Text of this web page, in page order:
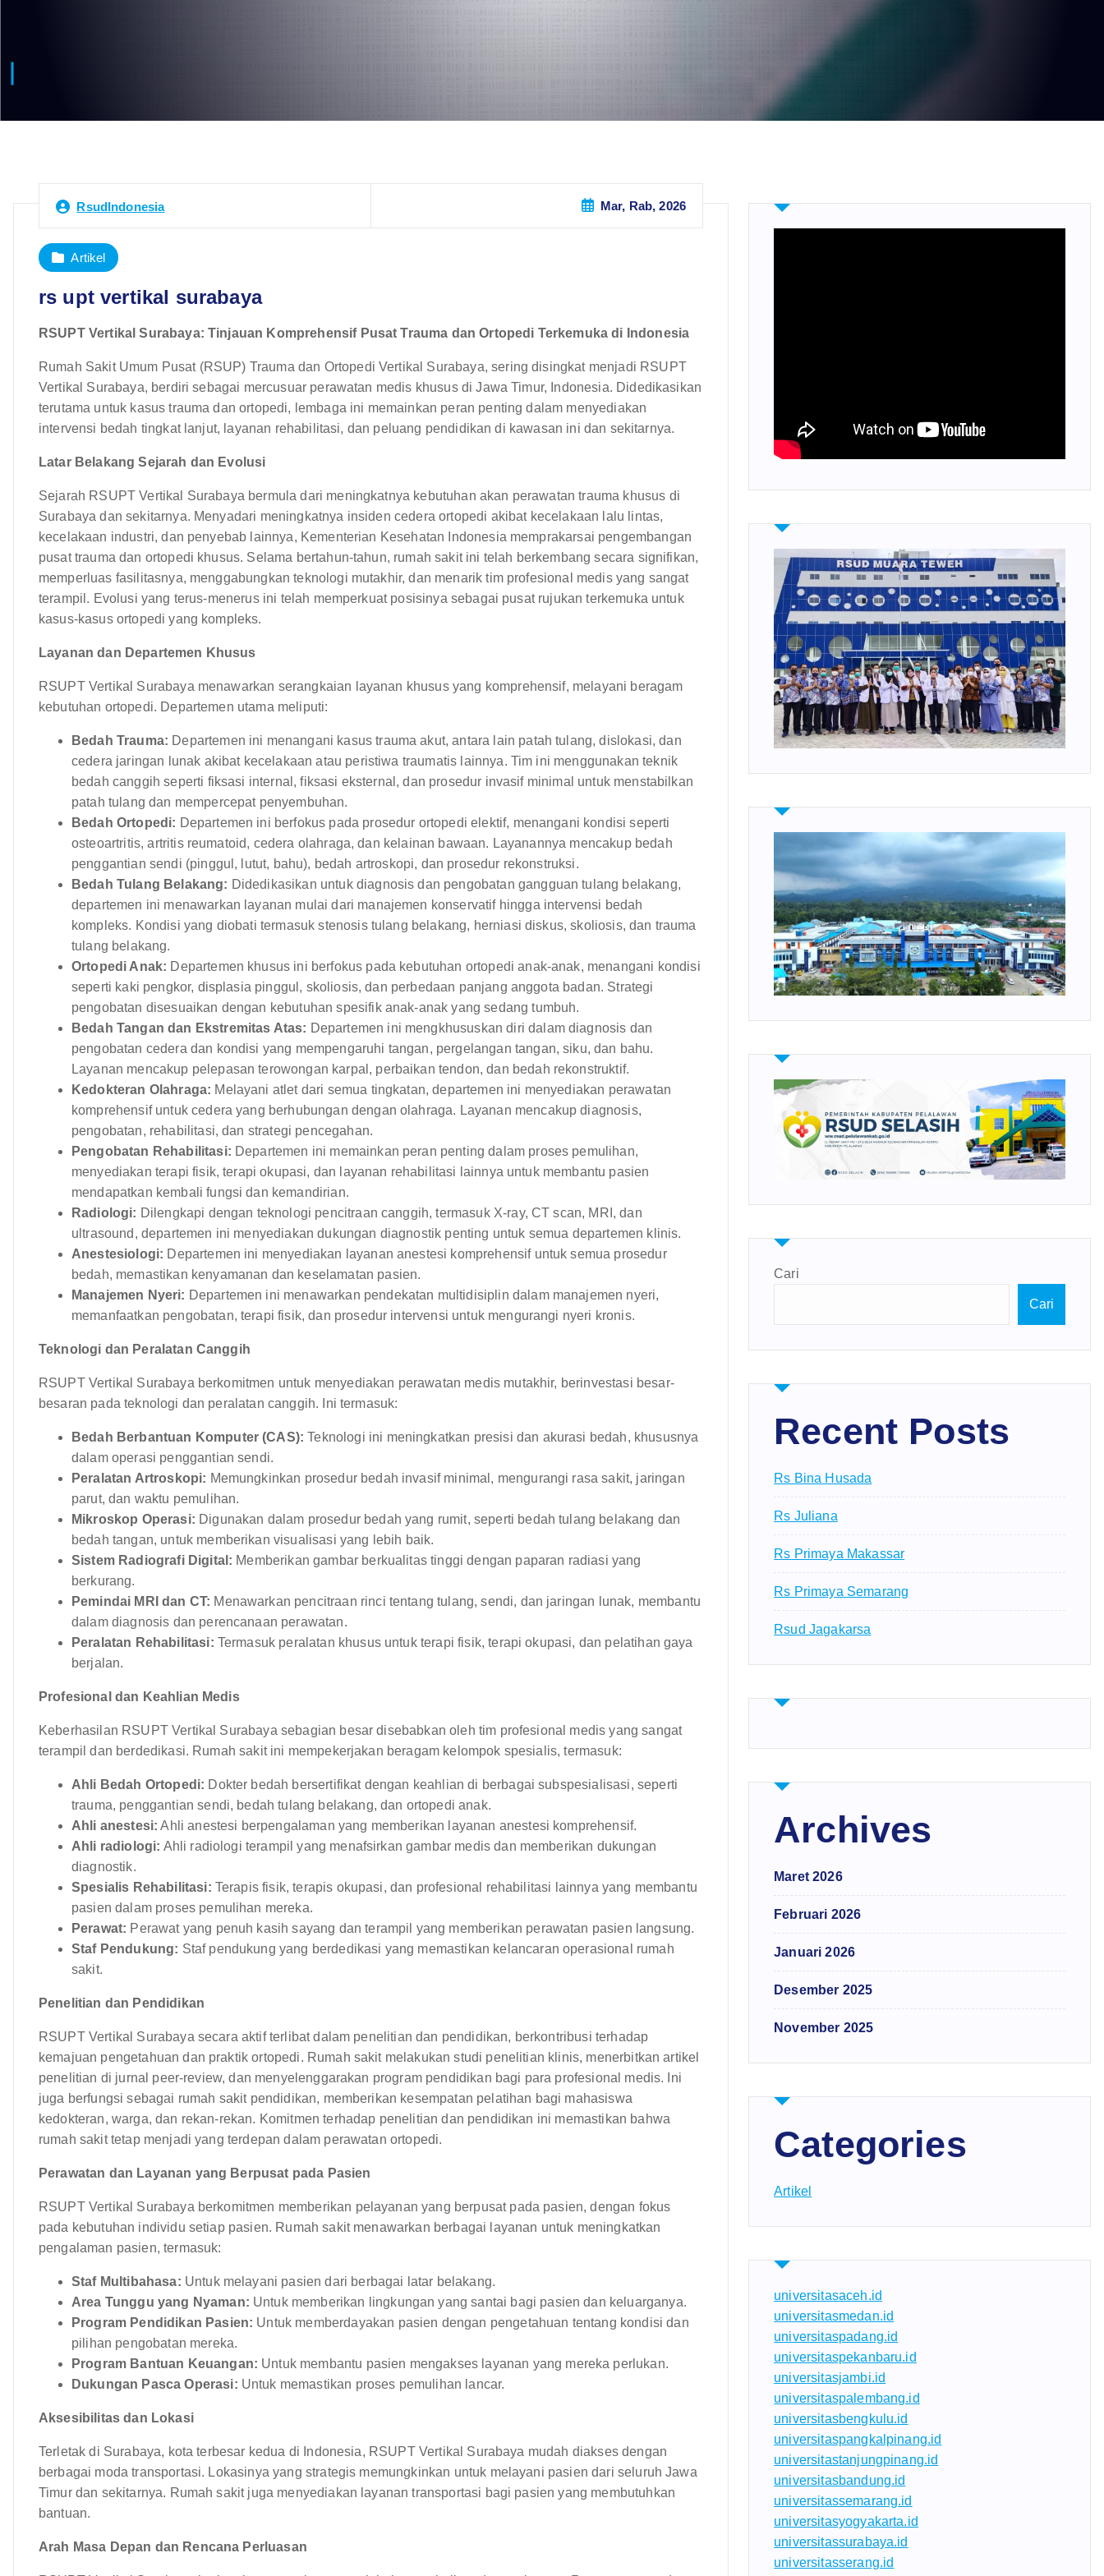
RsudIndonesia Mar, Rab, 2026
Artikel
rs upt vertikal surabaya
RSUPT Vertikal Surabaya: Tinjauan Komprehensif Pusat Trauma dan Ortopedi Terkemuka di Indonesia
Rumah Sakit Umum Pusat (RSUP) Trauma dan Ortopedi Vertikal Surabaya, sering disingkat menjadi RSUPT
Vertikal Surabaya, berdiri sebagai mercusuar perawatan medis khusus di Jawa Timur, Indonesia. Didedikasikan
terutama untuk kasus trauma dan ortopedi, lembaga ini memainkan peran penting dalam menyediakan
intervensi bedah tingkat lanjut, layanan rehabilitasi, dan peluang pendidikan di kawasan ini dan sekitarnya.
Latar Belakang Sejarah dan Evolusi
Sejarah RSUPT Vertikal Surabaya bermula dari meningkatnya kebutuhan akan perawatan trauma khusus di
Surabaya dan sekitarnya. Menyadari meningkatnya insiden cedera ortopedi akibat kecelakaan lalu lintas,
kecelakaan industri, dan penyebab lainnya, Kementerian Kesehatan Indonesia memprakarsai pengembangan
pusat trauma dan ortopedi khusus. Selama bertahun-tahun, rumah sakit ini telah berkembang secara signifikan,
memperluas fasilitasnya, menggabungkan teknologi mutakhir, dan menarik tim profesional medis yang sangat
terampil. Evolusi yang terus-menerus ini telah memperkuat posisinya sebagai pusat rujukan terkemuka untuk
kasus-kasus ortopedi yang kompleks.
Layanan dan Departemen Khusus
RSUPT Vertikal Surabaya menawarkan serangkaian layanan khusus yang komprehensif, melayani beragam
kebutuhan ortopedi. Departemen utama meliputi:
Bedah Trauma: Departemen ini menangani kasus trauma akut, antara lain patah tulang, dislokasi, dan
cedera jaringan lunak akibat kecelakaan atau peristiwa traumatis lainnya. Tim ini menggunakan teknik
bedah canggih seperti fiksasi internal, fiksasi eksternal, dan prosedur invasif minimal untuk menstabilkan
patah tulang dan mempercepat penyembuhan.
Bedah Ortopedi: Departemen ini berfokus pada prosedur ortopedi elektif, menangani kondisi seperti
osteoartritis, artritis reumatoid, cedera olahraga, dan kelainan bawaan. Layanannya mencakup bedah
penggantian sendi (pinggul, lutut, bahu), bedah artroskopi, dan prosedur rekonstruksi.
Bedah Tulang Belakang: Didedikasikan untuk diagnosis dan pengobatan gangguan tulang belakang,
departemen ini menawarkan layanan mulai dari manajemen konservatif hingga intervensi bedah
kompleks. Kondisi yang diobati termasuk stenosis tulang belakang, herniasi diskus, skoliosis, dan trauma
tulang belakang.
Ortopedi Anak: Departemen khusus ini berfokus pada kebutuhan ortopedi anak-anak, menangani kondisi
seperti kaki pengkor, displasia pinggul, skoliosis, dan perbedaan panjang anggota badan. Strategi
pengobatan disesuaikan dengan kebutuhan spesifik anak-anak yang sedang tumbuh.
Bedah Tangan dan Ekstremitas Atas: Departemen ini mengkhususkan diri dalam diagnosis dan
pengobatan cedera dan kondisi yang mempengaruhi tangan, pergelangan tangan, siku, dan bahu.
Layanan mencakup pelepasan terowongan karpal, perbaikan tendon, dan bedah rekonstruktif.
Kedokteran Olahraga: Melayani atlet dari semua tingkatan, departemen ini menyediakan perawatan
komprehensif untuk cedera yang berhubungan dengan olahraga. Layanan mencakup diagnosis,
pengobatan, rehabilitasi, dan strategi pencegahan.
Pengobatan Rehabilitasi: Departemen ini memainkan peran penting dalam proses pemulihan,
menyediakan terapi fisik, terapi okupasi, dan layanan rehabilitasi lainnya untuk membantu pasien
mendapatkan kembali fungsi dan kemandirian.
Radiologi: Dilengkapi dengan teknologi pencitraan canggih, termasuk X-ray, CT scan, MRI, dan
ultrasound, departemen ini menyediakan dukungan diagnostik penting untuk semua departemen klinis.
Anestesiologi: Departemen ini menyediakan layanan anestesi komprehensif untuk semua prosedur
bedah, memastikan kenyamanan dan keselamatan pasien.
Manajemen Nyeri: Departemen ini menawarkan pendekatan multidisiplin dalam manajemen nyeri,
memanfaatkan pengobatan, terapi fisik, dan prosedur intervensi untuk mengurangi nyeri kronis.
Teknologi dan Peralatan Canggih
RSUPT Vertikal Surabaya berkomitmen untuk menyediakan perawatan medis mutakhir, berinvestasi besar-
besaran pada teknologi dan peralatan canggih. Ini termasuk:
Bedah Berbantuan Komputer (CAS): Teknologi ini meningkatkan presisi dan akurasi bedah, khususnya
dalam operasi penggantian sendi.
Peralatan Artroskopi: Memungkinkan prosedur bedah invasif minimal, mengurangi rasa sakit, jaringan
parut, dan waktu pemulihan.
Mikroskop Operasi: Digunakan dalam prosedur bedah yang rumit, seperti bedah tulang belakang dan
bedah tangan, untuk memberikan visualisasi yang lebih baik.
Sistem Radiografi Digital: Memberikan gambar berkualitas tinggi dengan paparan radiasi yang
berkurang.
Pemindai MRI dan CT: Menawarkan pencitraan rinci tentang tulang, sendi, dan jaringan lunak, membantu
dalam diagnosis dan perencanaan perawatan.
Peralatan Rehabilitasi: Termasuk peralatan khusus untuk terapi fisik, terapi okupasi, dan pelatihan gaya
berjalan.
Profesional dan Keahlian Medis
Keberhasilan RSUPT Vertikal Surabaya sebagian besar disebabkan oleh tim profesional medis yang sangat
terampil dan berdedikasi. Rumah sakit ini mempekerjakan beragam kelompok spesialis, termasuk:
Ahli Bedah Ortopedi: Dokter bedah bersertifikat dengan keahlian di berbagai subspesialisasi, seperti
trauma, penggantian sendi, bedah tulang belakang, dan ortopedi anak.
Ahli anestesi: Ahli anestesi berpengalaman yang memberikan layanan anestesi komprehensif.
Ahli radiologi: Ahli radiologi terampil yang menafsirkan gambar medis dan memberikan dukungan
diagnostik.
Spesialis Rehabilitasi: Terapis fisik, terapis okupasi, dan profesional rehabilitasi lainnya yang membantu
pasien dalam proses pemulihan mereka.
Perawat: Perawat yang penuh kasih sayang dan terampil yang memberikan perawatan pasien langsung.
Staf Pendukung: Staf pendukung yang berdedikasi yang memastikan kelancaran operasional rumah
sakit.
Penelitian dan Pendidikan
RSUPT Vertikal Surabaya secara aktif terlibat dalam penelitian dan pendidikan, berkontribusi terhadap
kemajuan pengetahuan dan praktik ortopedi. Rumah sakit melakukan studi penelitian klinis, menerbitkan artikel
penelitian di jurnal peer-review, dan menyelenggarakan program pendidikan bagi para profesional medis. Ini
juga berfungsi sebagai rumah sakit pendidikan, memberikan kesempatan pelatihan bagi mahasiswa
kedokteran, warga, dan rekan-rekan. Komitmen terhadap penelitian dan pendidikan ini memastikan bahwa
rumah sakit tetap menjadi yang terdepan dalam perawatan ortopedi.
Perawatan dan Layanan yang Berpusat pada Pasien
RSUPT Vertikal Surabaya berkomitmen memberikan pelayanan yang berpusat pada pasien, dengan fokus
pada kebutuhan individu setiap pasien. Rumah sakit menawarkan berbagai layanan untuk meningkatkan
pengalaman pasien, termasuk:
Staf Multibahasa: Untuk melayani pasien dari berbagai latar belakang.
Area Tunggu yang Nyaman: Untuk memberikan lingkungan yang santai bagi pasien dan keluarganya.
Program Pendidikan Pasien: Untuk memberdayakan pasien dengan pengetahuan tentang kondisi dan
pilihan pengobatan mereka.
Program Bantuan Keuangan: Untuk membantu pasien mengakses layanan yang mereka perlukan.
Dukungan Pasca Operasi: Untuk memastikan proses pemulihan lancar.
Aksesibilitas dan Lokasi
Terletak di Surabaya, kota terbesar kedua di Indonesia, RSUPT Vertikal Surabaya mudah diakses dengan
berbagai moda transportasi. Lokasinya yang strategis memungkinkan untuk melayani pasien dari seluruh Jawa
Timur dan sekitarnya. Rumah sakit juga menyediakan layanan transportasi bagi pasien yang membutuhkan
bantuan.
Arah Masa Depan dan Rencana Perluasan
Cari
Cari
Recent Posts
Rs Bina Husada
Rs Juliana
Rs Primaya Makassar
Rs Primaya Semarang
Rsud Jagakarsa
Archives
Maret 2026
Februari 2026
Januari 2026
Desember 2025
November 2025
Categories
Artikel
universitasaceh.id
universitasmedan.id
universitaspadang.id
universitaspekanbaru.id
universitasjambi.id
universitaspalembang.id
universitasbengkulu.id
universitaspangkalpinang.id
universitastanjungpinang.id
universitasbandung.id
universitassemarang.id
universitasyogyakarta.id
universitassurabaya.id
universitasserang.id